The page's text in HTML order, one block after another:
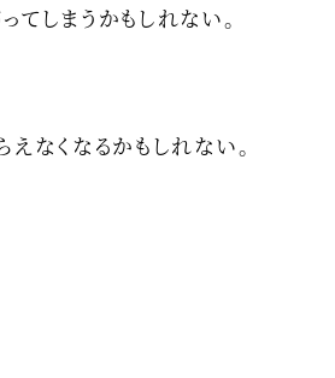
てしまうかもしれない。
なくなるかもしれない。